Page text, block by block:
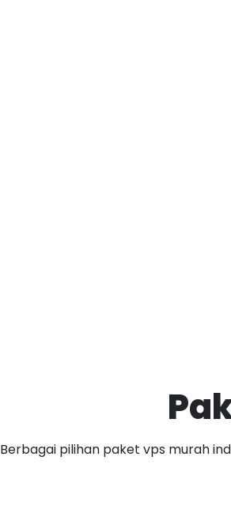
Berbagai pilihan paket vps murah